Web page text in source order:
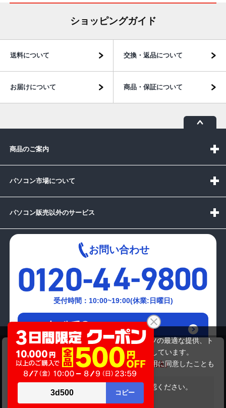
NEC PC-LS550FS6G
商品価格 52,580円 43,780円
在庫がありません
ショッピングガイド
送料について 交換・返品について
お届けについて 商品・保証について
商品のご案内
パソコン市場について
パソコン販売以外のサービス
お問い合わせ
受付時間：10:00~19:00(休業:日曜日)
メールでの
お問い合わせはこちら
当サイトでは利用体験の向上およびコンテンツの最適な提供、ト
ラフィックの分析を目的としてCookieを使用しています。
サイトの閲覧を継続された場合、Cookieの利用に同意したことも
のといたします。
をご確認ください。
承諾する